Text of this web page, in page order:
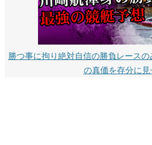
勝つ事に拘り絶対自信の勝負レース
の真価を存分に見